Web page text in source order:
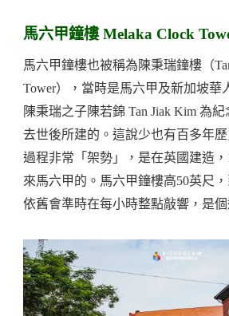
馬六甲鐘樓 Melaka Clock
馬六甲鐘樓也被稱為陳秉瑞鐘樓（
Tower），當時是馬六甲及新加坡華
陳秉瑞之子陳若錦 Tan Jiak Kim 為
去世後所建的。這說少也有百多年
過程非常「架勢」，是在英國建造
來馬六甲的。馬六甲鐘樓高50英尺
依舊會準時在每小時整點敲響，是